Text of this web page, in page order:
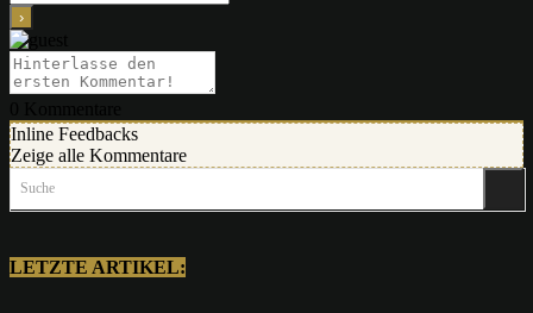
Inline Feedbacks
Zeige alle Kommentare
Suche
LETZTE ARTIKEL: